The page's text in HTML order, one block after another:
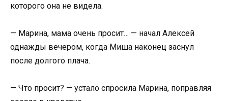
которого она не видела.
— Марина, мама очень просит… — начал Алексей
однажды вечером, когда Миша наконец заснул
после долгого плача.
— Что просит? — устало спросила Марина, поправляя